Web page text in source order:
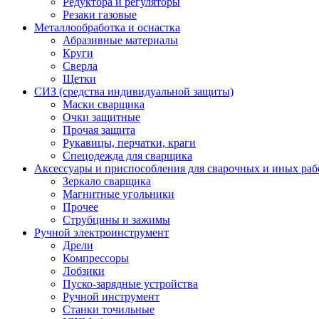
Резаки газовые
Металлообработка и оснастка
Абразивные материалы
Круги
Сверла
Щетки
СИЗ (средства индивидуальной защиты)
Маски сварщика
Очки защитные
Прочая защита
Рукавицы, перчатки, краги
Спецодежда для сварщика
Аксессуары и приспособления для сварочных и иных
Зеркало сварщика
Магнитные угольники
Прочее
Струбцины и зажимы
Ручной электроинструмент
Дрели
Компрессоры
Лобзики
Пуско-зарядные устройства
Ручной инструмент
Станки точильные